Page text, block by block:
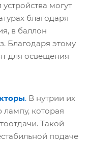
могут
благодаря
в баллон
Благодаря этому
для освещения
. В нутрии их
лампу, которая
Такой
подаче